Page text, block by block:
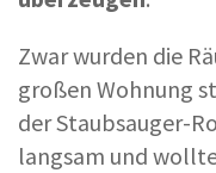
Zwar wurden die
großen Wohnung
der Staubsauger-
langsam und